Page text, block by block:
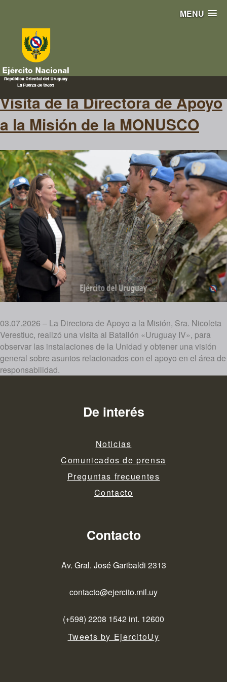
MENU
Sargento Reyes
Visita de la Directora de Apoyo
a la Misión de la MONUSCO
03.07.2026 – La Directora de Apoyo a la Misión, Sra. Nicoleta
Verestiuc, realizó una visita al Batallón «Uruguay IV», para
observar las instalaciones de la Unidad y obtener una visión
general sobre asuntos relacionados con el apoyo en el área de
responsabilidad.
De interés
Noticias
Comunicados de prensa
Preguntas frecuentes
Contacto
Contacto
Av. Gral. José Garibaldi 2313
contacto@ejercito.mil.uy
(+598) 2208 1542 int. 12600
Tweets by EjercitoUy